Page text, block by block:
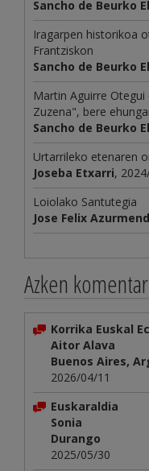
Sancho de Beurko
Iragarpen historikoa
Frantziskon
Sancho de Beurko
Martin Aguirre
Zuzena", bere
Sancho de Beurko
Urtarrileko etenaren
Joseba Etxarri,
Loiolako Santutegia
Jose Felix
Azken
Korrika Euskal
Aitor Alava
Buenos Aires,
2026/04/11
Euskaraldia
Sonia
Durango
2025/05/30